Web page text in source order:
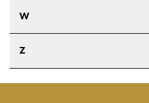
W
Z